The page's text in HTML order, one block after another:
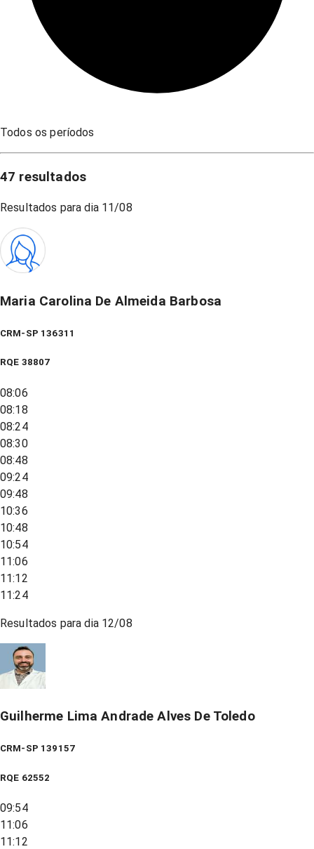
Todos os períodos
47 resultados
Resultados para dia 11/08
Maria Carolina De Almeida Barbosa
CRM-SP 136311
RQE 38807
08:06
08:18
08:24
08:30
08:48
09:24
09:48
10:36
10:48
10:54
11:06
11:12
11:24
Resultados para dia 12/08
Guilherme Lima Andrade Alves De Toledo
CRM-SP 139157
RQE 62552
09:54
11:06
11:12